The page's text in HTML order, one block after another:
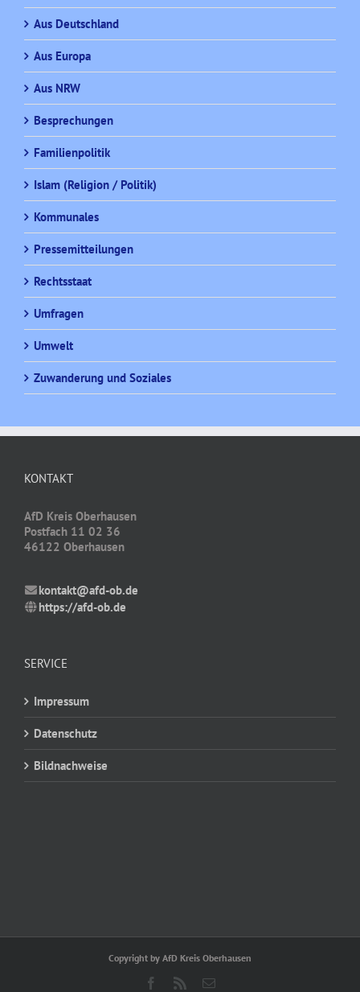
Aus Deutschland
Aus Europa
Aus NRW
Besprechungen
Familienpolitik
Islam (Religion / Politik)
Kommunales
Pressemitteilungen
Rechtsstaat
Umfragen
Umwelt
Zuwanderung und Soziales
KONTAKT
AfD Kreis Oberhausen
Postfach 11 02 36
46122 Oberhausen
kontakt@afd-ob.de
https://afd-ob.de
SERVICE
Impressum
Datenschutz
Bildnachweise
Copyright by AfD Kreis Oberhausen
Facebook
Rss
E-